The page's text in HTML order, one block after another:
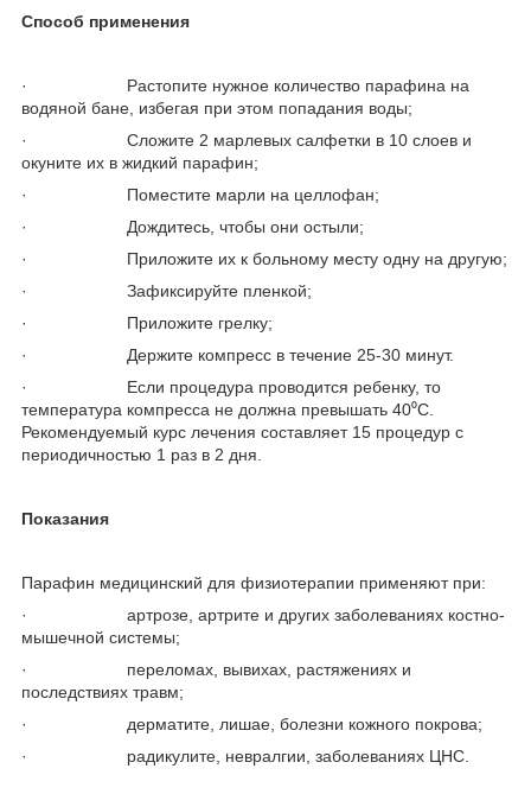
Способ применения
· Растопите нужное количество парафина на
водяной бане, избегая при этом попадания воды;
· Сложите 2 марлевых салфетки в 10 слоев и
окуните их в жидкий парафин;
· Поместите марли на целлофан;
· Дождитесь, чтобы они остыли;
· Приложите их к больному месту одну на другую;
· Зафиксируйте пленкой;
· Приложите грелку;
· Держите компресс в течение 25-30 минут.
· Если процедура проводится ребенку, то
температура компресса не должна превышать 40⁰С.
Рекомендуемый курс лечения составляет 15 процедур с
периодичностью 1 раз в 2 дня.
Показания
Парафин медицинский для физиотерапии применяют при:
· артрозе, артрите и других заболеваниях костно-
мышечной системы;
· переломах, вывихах, растяжениях и
последствиях травм;
· дерматите, лишае, болезни кожного покрова;
· радикулите, невралгии, заболеваниях ЦНС.